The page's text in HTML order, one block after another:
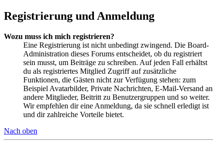
Registrierung und Anmeldung
Wozu muss ich mich registrieren?
Eine Registrierung ist nicht unbedingt zwingend. Die Board-
Administration dieses Forums entscheidet, ob du registriert
sein musst, um Beiträge zu schreiben. Auf jeden Fall erhältst
du als registriertes Mitglied Zugriff auf zusätzliche
Funktionen, die Gästen nicht zur Verfügung stehen: zum
Beispiel Avatarbilder, Private Nachrichten, E-Mail-Versand an
andere Mitglieder, Beitritt zu Benutzergruppen und so weiter.
Wir empfehlen dir eine Anmeldung, da sie schnell erledigt ist
und dir zahlreiche Vorteile bietet.
Nach oben